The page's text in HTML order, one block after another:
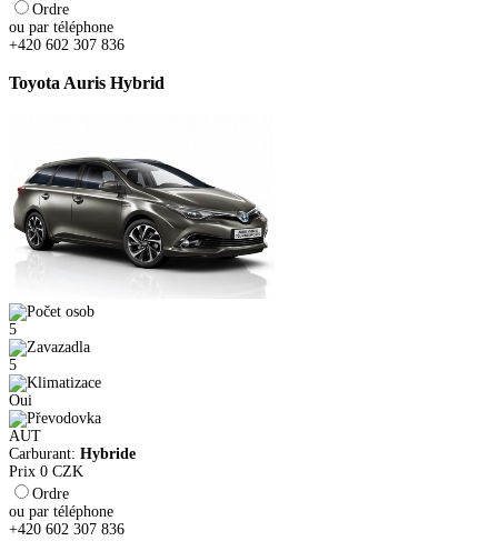
Ordre
ou par téléphone
+420 602 307 836
Toyota Auris Hybrid
5
5
Oui
AUT
Carburant: Hybride
Prix 0 CZK
Ordre
ou par téléphone
+420 602 307 836